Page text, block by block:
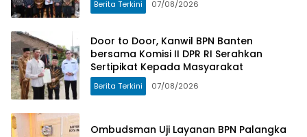
Berita Terkini 07/08/2026
Door to Door, Kanwil BPN Banten
bersama Komisi II DPR RI Serahkan
Sertipikat Kepada Masyarakat
Berita Terkini 07/08/2026
Ombudsman Uji Layanan BPN Palangka